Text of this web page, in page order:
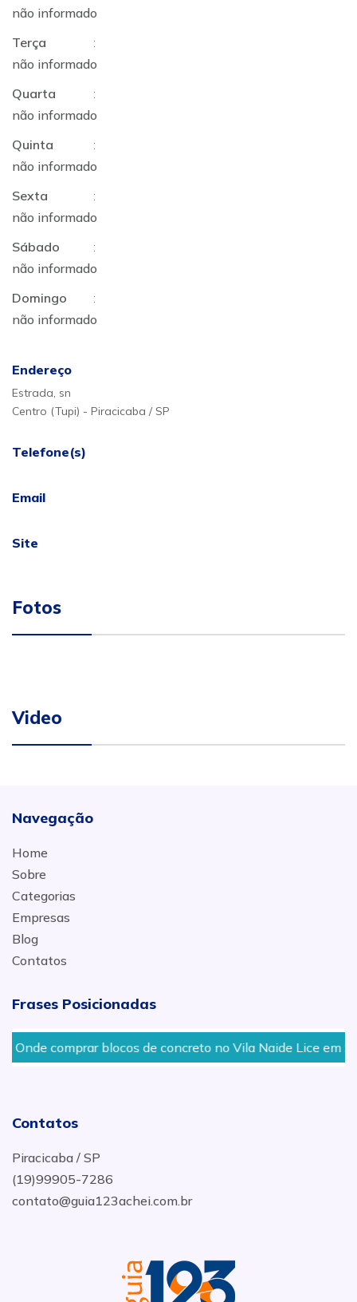
não informado
Terça
:
não informado
Quarta
:
não informado
Quinta
:
não informado
Sexta
:
não informado
Sábado
:
não informado
Domingo
:
não informado
Endereço
Estrada, sn
Centro (Tupi) - Piracicaba / SP
Telefone(s)
Email
Site
Fotos
Video
Navegação
Home
Sobre
Categorias
Empresas
Blog
Contatos
Frases Posicionadas
Onde comprar blocos de concreto no Vila Naide Lice em
Contatos
Piracicaba / SP
(19)99905-7286
contato@guia123achei.com.br